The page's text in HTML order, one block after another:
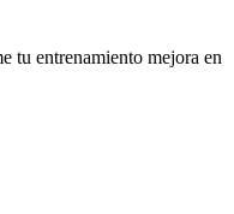
tu entrenamiento mejora en